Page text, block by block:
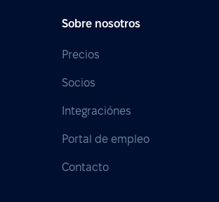
Sobre nosotros
Precios
Socios
Integraciónes
Portal de empleo
Contacto